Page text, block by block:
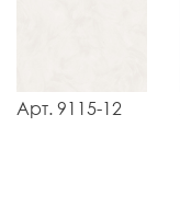
Арт. 9115-12